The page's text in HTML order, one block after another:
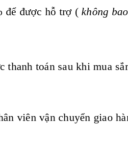
để được hỗ trợ ( không
thanh toán sau khi mua
viên vận chuyển giao